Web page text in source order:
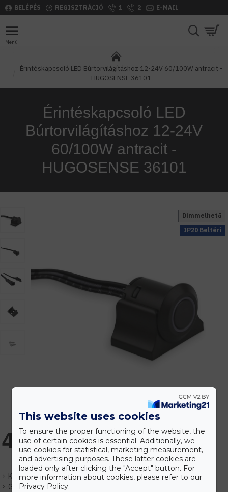
BELÉPÉS REGISZTRÁCIÓ 1 2 E-MAIL
Érintéskapcsoló LED Búrtorvilágításhoz 12-24V 60/100W antracit -
HUGOSENSE 36101
Érintéskapcsoló LED
Búrtorvilágításhoz 12-24V
60/100W antracit -
HUGOSENSE 36101
IP20 Beltéri
Dimmelhető
Készlet: Raktáron
Gyártó:HUGOLED
4.003 Ft
This website uses cookies
To ensure the proper functioning of the website, the
use of certain cookies is essential. Additionally, we
use cookies for statistical, marketing measurement,
and advertising purposes. These latter cookies are
loaded only after clicking the "Accept" button. For
more information about cookies, please refer to our
Privacy Policy.